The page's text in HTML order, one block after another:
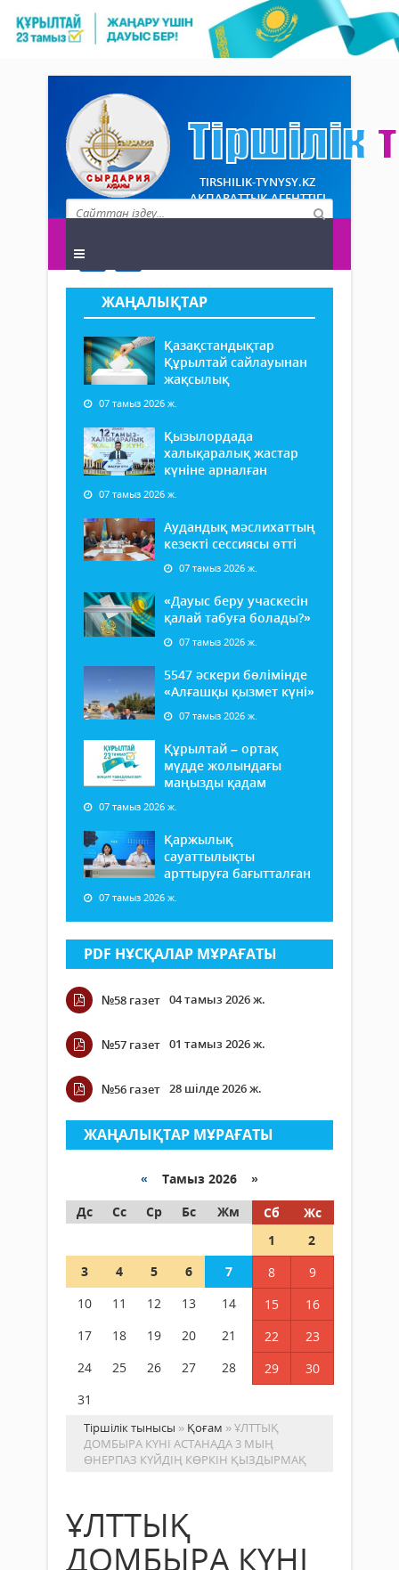
TIRSHILIK-TYNYSY.KZ
АҚПАРАТТЫҚ АГЕНТТІГІ
ЖАҢАЛЫҚТАР
Қазақстандықтар
Құрылтай сайлауынан
жақсылық
07 тамыз 2026 ж.
Қызылордада
халықаралық жастар
күніне арналған
07 тамыз 2026 ж.
Аудандық мәслихаттың
кезекті сессиясы өтті
07 тамыз 2026 ж.
«Дауыс беру учаскесін
қалай табуға болады?»
07 тамыз 2026 ж.
5547 әскери бөлімінде
«Алғашқы қызмет күні»
07 тамыз 2026 ж.
Құрылтай – ортақ
мүдде жолындағы
маңызды қадам
07 тамыз 2026 ж.
Қаржылық
сауаттылықты
арттыруға бағытталған
07 тамыз 2026 ж.
PDF НҰСҚАЛАР МҰРАҒАТЫ
№58 газет 04 тамыз 2026 ж.
№57 газет 01 тамыз 2026 ж.
№56 газет 28 шілде 2026 ж.
ЖАҢАЛЫҚТАР МҰРАҒАТЫ
« Тамыз 2026 »
Дс
Сс Ср Бс Жм Сб
Жс
1
2
3
4 5 6 7 8
9
10
11 12 13 14 15
16
17
18 19 20 21 22
23
24
25 26 27 28 29
30
31
Тіршілік тынысы » Қоғам » ҰЛТТЫҚ
ДОМБЫРА КҮНІ АСТАНАДА 3 МЫҢ
ӨНЕРПАЗ КҮЙДІҢ КӨРКІН ҚЫЗДЫРМАҚ
ҰЛТТЫҚ
ДОМБЫРА КҮНІ